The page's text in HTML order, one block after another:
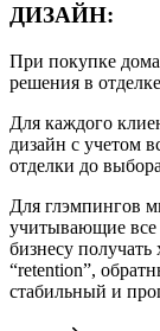
ДИЗАЙН:
При покупке
решения в
Для каждого
дизайн с учетом
отделки до
Для глэмпингов
учитывающие все
бизнесу получать
“retention”,
стабильный и